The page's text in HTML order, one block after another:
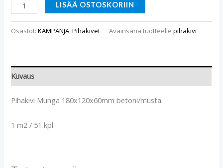
LISÄÄ OSTOSKORIIN
Osastot:KAMPANJA,Pihakivet Avainsana tuotteellepihakivi
Kuvaus
Pihakivi Munga 180x120x60mm betoni/musta
1 m2 / 51 kpl